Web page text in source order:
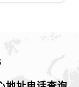
上海市黄浦区南京东路299号宏伊国际广场写字楼8层806室万国售后服务中心（需提前预约）